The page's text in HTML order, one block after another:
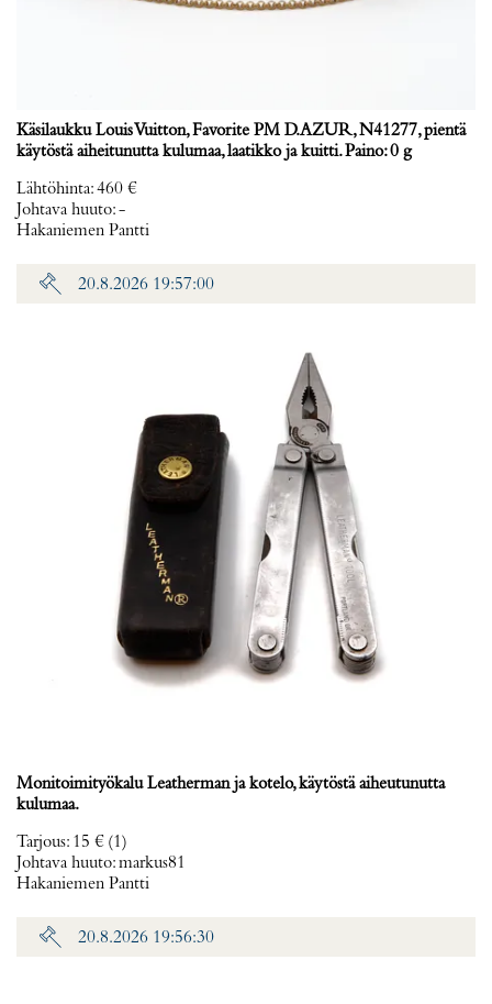
Käsilaukku Louis Vuitton, Favorite PM D.AZUR, N41277, pientä
käytöstä aiheitunutta kulumaa, laatikko ja kuitti. Paino: 0 g
Lähtöhinta:460 €
Johtava huuto:-
Hakaniemen Pantti
20.8.2026 19:57:00
Monitoimityökalu Leatherman ja kotelo, käytöstä aiheutunutta
kulumaa.
Tarjous: 15 € (1)
Johtava huuto:markus81
Hakaniemen Pantti
20.8.2026 19:56:30